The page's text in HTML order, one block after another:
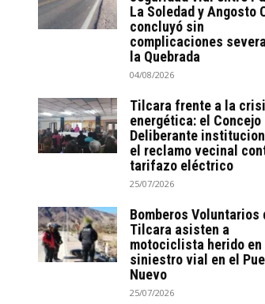
La Soledad y Angosto
concluyó sin
complicaciones
la Quebrada
04/08/2026
Tilcara frente a la
energética: el Concejo
Deliberante
el reclamo vecinal
tarifazo eléctrico
25/07/2026
Bomberos Voluntarios
Tilcara asisten a
motociclista herido en
siniestro vial en el
Nuevo
25/07/2026